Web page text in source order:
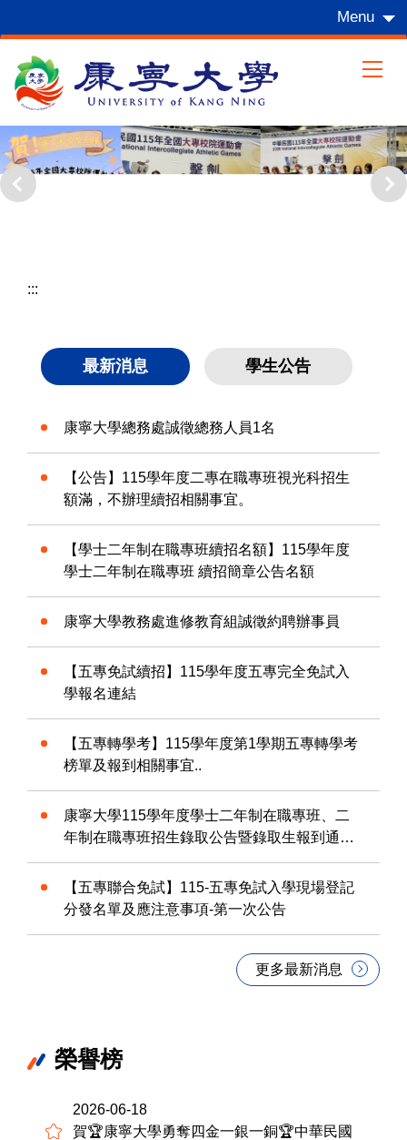
到
要
內
容
區
Menu
:::
最新消息 學生公告
康寧大學總務處誠徵總務人員1名
【公告】115學年度二專在職專班視光科招生
額滿，不辦理續招相關事宜。
【學士二年制在職專班續招名額】115學年度
學士二年制在職專班 續招簡章公告名額
康寧大學教務處進修教育組誠徵約聘辦事員
【五專免試續招】115學年度五專完全免試入
學報名連結
【五專轉學考】115學年度第1學期五專轉學考
榜單及報到相關事宜..
康寧大學115學年度學士二年制在職專班、二
年制在職專班招生錄取公告暨錄取生報到通知
單.
【五專聯合免試】115-五專免試入學現場登記
分發名單及應注意事項-第一次公告
更多最新消息
榮譽榜
2026-06-18
賀🏆康寧大學勇奪四金一銀一銅🏆中華民國